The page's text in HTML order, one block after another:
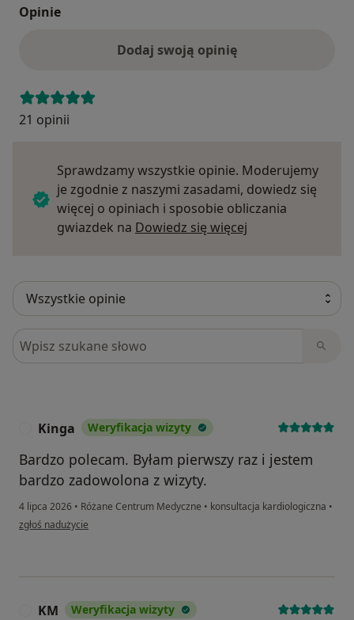
Opinie
Dodaj swoją opinię
21 opinii
Sprawdzamy wszystkie opinie. Moderujemy
je zgodnie z naszymi zasadami, dowiedz się
więcej o opiniach i sposobie obliczania
gwiazdek na Dowiedz się więcej
Szukaj w opiniach
Kinga Weryfikacja wizyty
Bardzo polecam. Byłam pierwszy raz i jestem
bardzo zadowolona z wizyty.
4 lipca 2026 • Różane Centrum Medyczne • konsultacja kardiologiczna •
w opinii użytkownika Kinga
zgłoś nadużycie
KM Weryfikacja wizyty